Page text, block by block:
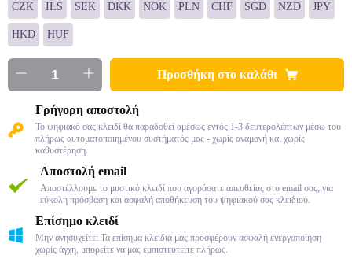
CZK ILS SEK DKK NOK PLN CHF SGD NZD JPY
HKD HUF
Προσθήκη στο καλάθι
Γρήγορη αποστολή
Το ψηφιακό σας κλειδί θα παραδοθεί αμέσως εντός 1-3 δευτερολέπτων μέσω του
πλήρως αυτοματοποιημένου συστήματός μας - χωρίς αναμονή και χωρίς
καθυστέρηση.
Αποστολή email
Αποστέλλουμε το μυστικό κλειδί που αγοράσατε απευθείας στο email σας, για
εύκολη πρόσβαση και ασφαλή αποθήκευση του ψηφιακού σας κλειδιού.
Επίσημο κλειδί
Μην ανησυχείτε: Τα επίσημα κλειδιά μας προσφέρουν ασφαλή ενεργοποίηση
χωρίς άγχη, μπορείτε να μας εμπιστευτείτε πλήρως.